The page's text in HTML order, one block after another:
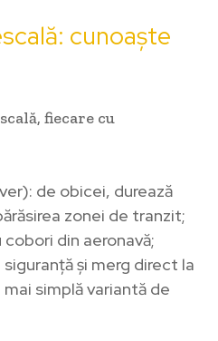
cunoaște
fiecare cu
de obicei, durează
zonei de tranzit;
din aeronavă;
și merg direct la
simplă variantă de